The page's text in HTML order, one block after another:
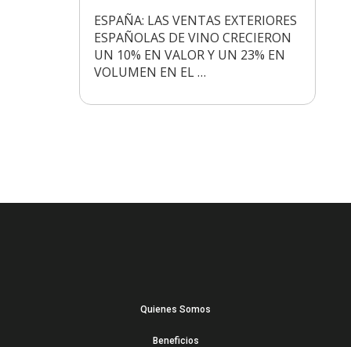
ESPAÑA: LAS VENTAS EXTERIORES
ESPAÑOLAS DE VINO CRECIERON
UN 10% EN VALOR Y UN 23% EN
VOLUMEN EN EL …
Quienes Somos
Beneficios